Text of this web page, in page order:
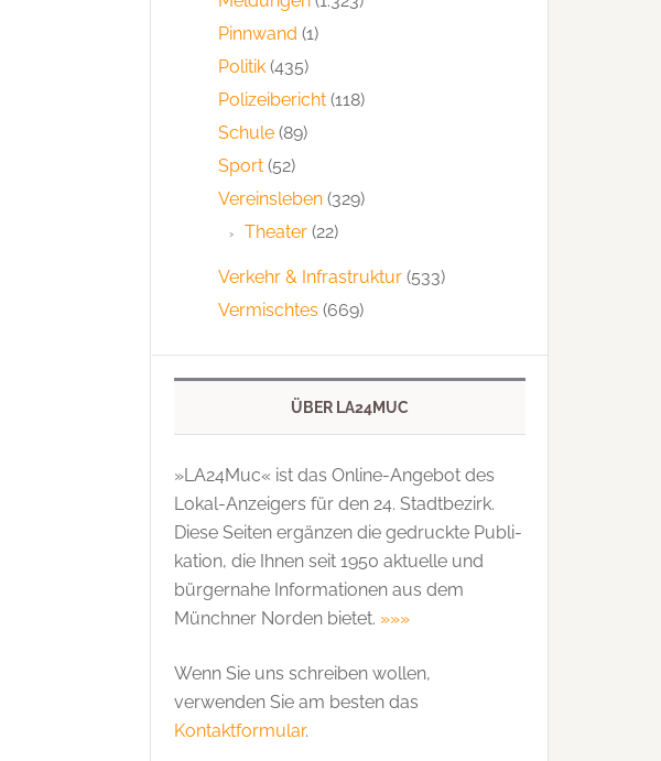
Pinnwand (1)
Politik (435)
Polizeibericht (118)
Schule (89)
Sport (52)
Vereinsleben (329)
Theater (22)
Verkehr & Infrastruktur (533)
Vermischtes (669)
ÜBER LA24MUC
»LA24Muc« ist das Online-Angebot des
Lokal-Anzeigers für den 24. Stadtbezirk.
Diese Seiten ergänzen die gedruckte Publi­
kation, die Ihnen seit 1950 aktuelle und
bürgernahe Informationen aus dem
Münchner Norden bietet. »»»
Wenn Sie uns schreiben wollen,
verwenden Sie am besten das
Kontaktformular.